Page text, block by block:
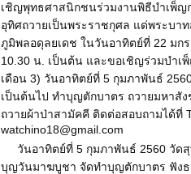
เชิญพุทธศาสนิกชนร่วมงานพิธีบำเพ็ญ
อุทิศถวายเป็นพระราชกุศล แด่พระบา
ภูมิพลอดุลยเดช ในวันอาทิตย์ที่ 22 มก
10.30 น. เป็นต้น และขอเชิญร่วมบำ
เดือน 3) วันอาทิตย์ที่ 5 กุมภาพันธ์
เป็นต้นไป ทำบุญตักบาตร ถวายมหาสั
ถวายผ้าป่าสามัคคี ติดต่อสอบถามได้ที่
watchino18@gmail.com
วันอาทิตย์ที่ 5 กุมภาพันธ์ 2560 วัด
บุญวันมาฆบูชา จัดทำบุญตักบาตร ฟังธ